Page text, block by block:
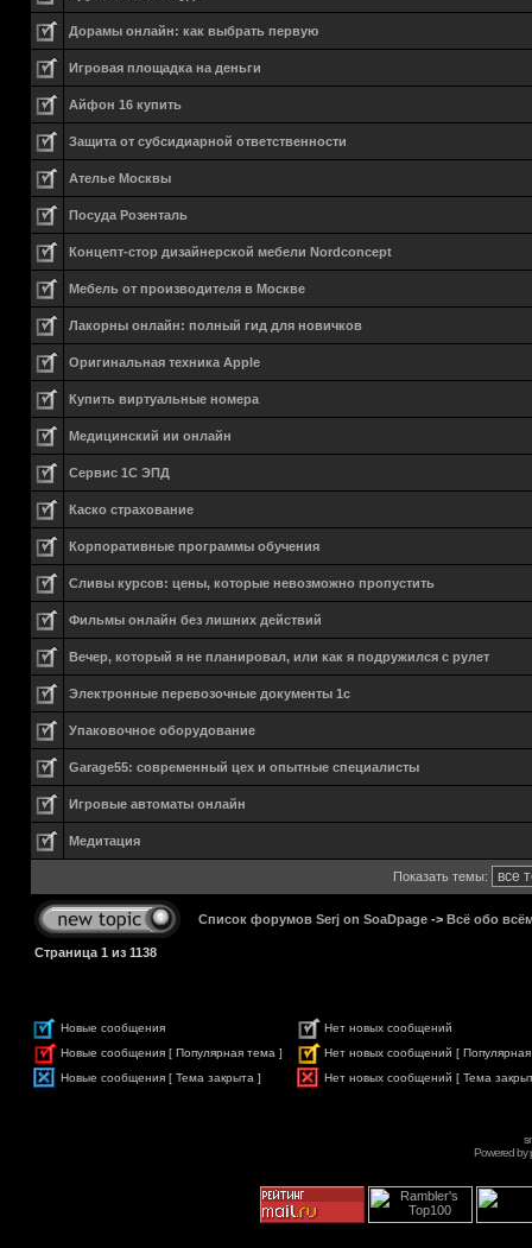
Дорамы онлайн: как выбрать первую
Игровая площадка на деньги
Айфон 16 купить
Защита от субсидиарной ответственности
Ателье Москвы
Посуда Розенталь
Концепт-стор дизайнерской мебели Nordconcept
Мебель от производителя в Москве
Лакорны онлайн: полный гид для новичков
Оригинальная техника Apple
Купить виртуальные номера
Медицинский ии онлайн
Сервис 1С ЭПД
Каско страхование
Корпоративные программы обучения
Сливы курсов: цены, которые невозможно пропустить
Фильмы онлайн без лишних действий
Вечер, который я не планировал, или как я подружился с рулет
Электронные перевозочные документы 1с
Упаковочное оборудование
Garage55: современный цех и опытные специалисты
Игровые автоматы онлайн
Медитация
Показать темы:
Список форумов Serj on SoaDpage -> Всё обо
Страница 1 из 1138
Новые сообщения
Нет новых сообщений
Новые сообщения [ Популярная тема ]
Нет новых сообщений [
Новые сообщения [ Тема закрыта ]
Нет новых сообщений [ Тема
Powered by